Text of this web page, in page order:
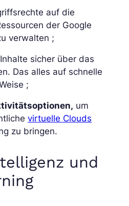
auf die
der Google
verwalten ;
sicher über das
Das alles auf schnelle
;
um
virtuelle Clouds
zu bringen.
und